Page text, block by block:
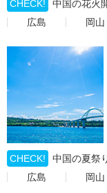
CHECK!
中国の花火
広島
岡山
CHECK!
中国の夏祭
広島
岡山